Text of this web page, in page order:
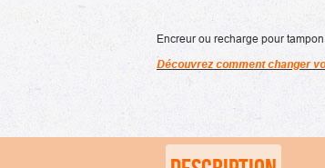
Encreur ou recharge pour
Découvrez comment changer